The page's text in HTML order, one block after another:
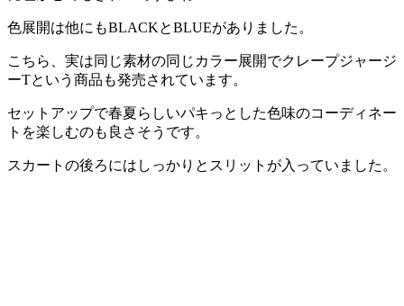
色展開は他にもBLACKとBLUEがありました。
こちら、実は同じ素材の同じカラー展開でクレープジャージ
ーTという商品も発売されています。
セットアップで春夏らしいパキっとした色味のコーディネー
トを楽しむのも良さそうです。
スカートの後ろにはしっかりとスリットが入っていました。